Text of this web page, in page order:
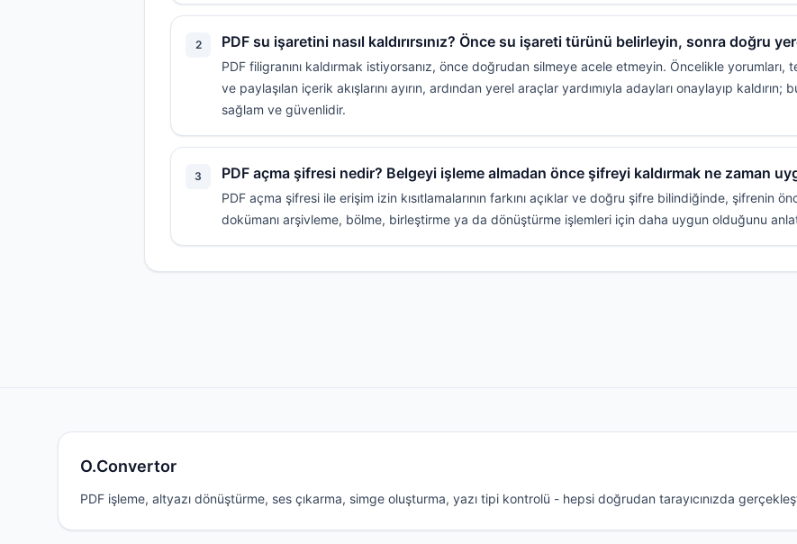
2 PDF su işaretini nasıl kaldırırsınız? Önce su işareti türünü belirleyin, sonra doğru
PDF filigranını kaldırmak istiyorsanız, önce doğrudan silmeye acele etmeyin. Öncelikle
ve paylaşılan içerik akışlarını ayırın, ardından yerel araçlar yardımıyla adayları onaylayıp
sağlam ve güvenlidir.
3 PDF açma şifresi nedir? Belgeyi işleme almadan önce şifreyi kaldırmak ne zaman
PDF açma şifresi ile erişim izin kısıtlamalarının farkını açıklar ve doğru şifre bilindiğinde, şifrenin
dokümanı arşivleme, bölme, birleştirme ya da dönüştürme işlemleri için daha uygun olduğunu
O.Convertor
PDF işleme, altyazı dönüştürme, ses çıkarma, simge oluşturma, yazı tipi kontrolü - hepsi doğrudan tarayıcınızda